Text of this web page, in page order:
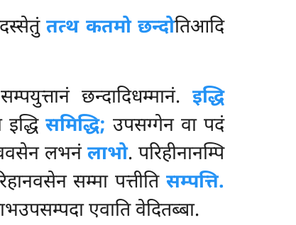
दस्सेतुंतत्थ कतमो छन्दोतिआदि
छन्दादिधम्मानं.इद्धि
इद्धिसमिद्धि; उपसग्गेन वा पदं
लभनं लाभो. परिहीनानम्पि
सम्मा पत्तीतिसम्पत्ति.
एवाति वेदितब्बा.